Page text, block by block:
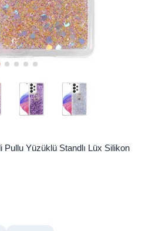
Pullu Yüzüklü Standlı Lüx Silikon